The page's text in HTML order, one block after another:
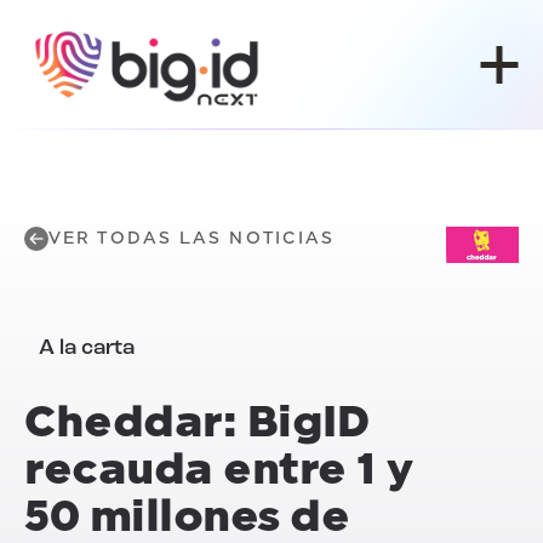
VER TODAS LAS NOTICIAS
A la carta
Cheddar: BigID
recauda entre 1 y
50 millones de